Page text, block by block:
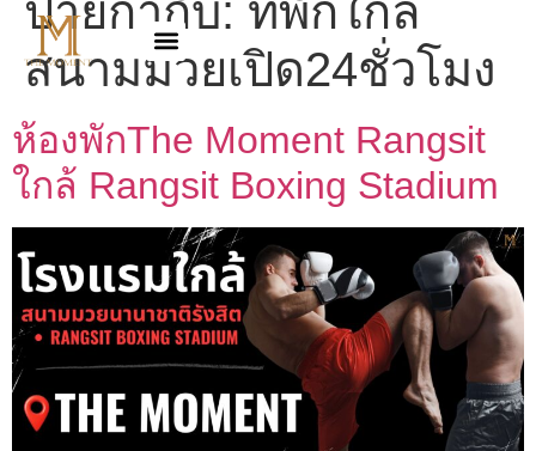
ป้ายกำกับ: ที่พักใกล้
สนามมวยเปิด24ชั่วโมง
ห้องพักThe Moment Rangsit
ใกล้ Rangsit Boxing Stadium